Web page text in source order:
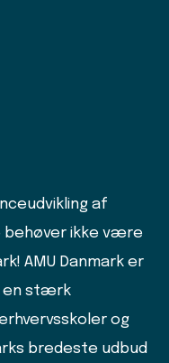
af
behøver ikke være
AMU Danmark er
en stærk
og
bredeste udbud